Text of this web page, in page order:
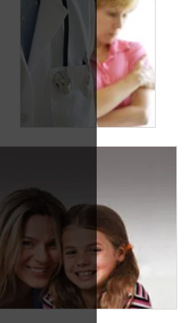
Les différents
stades du cancer du
sein
Pronostic du cancer
du sein